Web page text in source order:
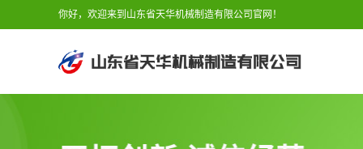
你好，欢迎来到山东省天华机械制造有限公司官网！